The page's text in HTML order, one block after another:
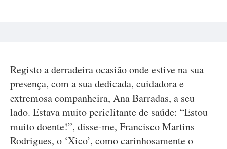
Registo a derradeira ocasião onde estive na sua
presença, com a sua dedicada, cuidadora e
extremosa companheira, Ana Barradas, a seu
lado. Estava muito periclitante de saúde: “Estou
muito doente!”, disse-me, Francisco Martins
Rodrigues, o ‘Xico’, como carinhosamente o